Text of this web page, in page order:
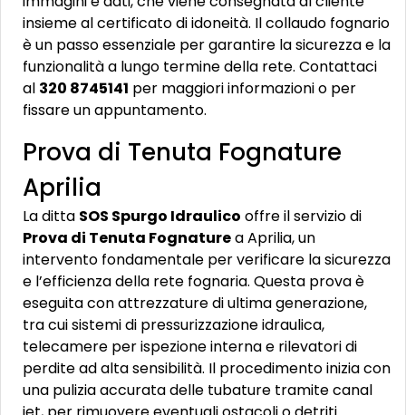
insieme al certificato di idoneità. Il collaudo fognario
è un passo essenziale per garantire la sicurezza e la
funzionalità a lungo termine della rete. Contattaci
al 320 8745141 per maggiori informazioni o per
fissare un appuntamento.
Prova di Tenuta Fognature
Aprilia
La ditta SOS Spurgo Idraulico offre il servizio di
Prova di Tenuta Fognaturea Aprilia, un
intervento fondamentale per verificare la sicurezza
e l’efficienza della rete fognaria. Questa prova è
eseguita con attrezzature di ultima generazione,
tra cui sistemi di pressurizzazione idraulica,
telecamere per ispezione interna e rilevatori di
perdite ad alta sensibilità. Il procedimento inizia con
una pulizia accurata delle tubature tramite canal